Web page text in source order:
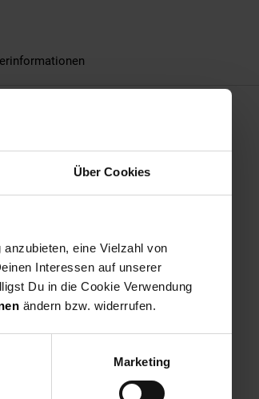
Über Cookies
eine Vielzahl von
Interessen auf unserer
Du in die Cookie Verwendung
ändern bzw. widerrufen.
Marketing
nach Ihren Diamanten. Begeben Sie
sonst könnten Sie in eine Falle tappen